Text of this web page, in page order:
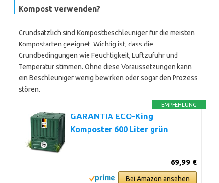
Kompost verwenden?
Grundsätzlich sind Kompostbeschleuniger für die meisten
Kompostarten geeignet. Wichtig ist, dass die
Grundbedingungen wie Feuchtigkeit, Luftzufuhr und
Temperatur stimmen. Ohne diese Voraussetzungen kann
ein Beschleuniger wenig bewirken oder sogar den Prozess
stören.
EMPFEHLUNG
GARANTIA ECO-King
Komposter 600 Liter grün
69,99 €
Bei Amazon ansehen